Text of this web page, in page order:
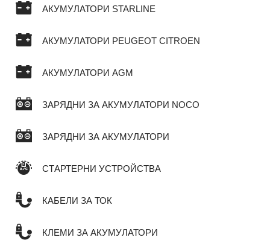
АКУМУЛАТОРИ STARLINE
АКУМУЛАТОРИ PEUGEOT CITROEN
АКУМУЛАТОРИ AGM
ЗАРЯДНИ ЗА АКУМУЛАТОРИ NOCO
ЗАРЯДНИ ЗА АКУМУЛАТОРИ
СТАРТЕРНИ УСТРОЙСТВА
КАБЕЛИ ЗА ТОК
КЛЕМИ ЗА АКУМУЛАТОРИ